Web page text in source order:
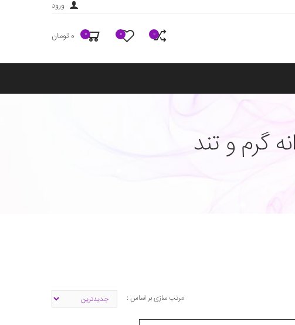
ورود
0
0
0 0 تومان
گرم و تند
مرتب سازی بر اساس :